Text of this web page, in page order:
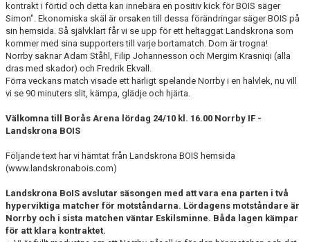
kontrakt i förtid och detta kan innebära en positiv kick för BOIS säger
Simon". Ekonomiska skäl är orsaken till dessa förändringar säger BOIS på
sin hemsida. Så självklart får vi se upp för ett heltaggat Landskrona som
kommer med sina supporters till varje bortamatch. Dom är trogna!
Norrby saknar Adam Ståhl, Filip Johannesson och Mergim Krasniqi (alla
dras med skador) och Fredrik Ekvall.
Förra veckans match visade ett härligt spelande Norrby i en halvlek, nu vill
vi se 90 minuters slit, kämpa, glädje och hjärta.
Välkomna till Borås Arena lördag 24/10 kl. 16.00 Norrby IF -
Landskrona BOIS
Följande text har vi hämtat från Landskrona BOIS hemsida
(www.landskronabois.com)
Landskrona BoIS avslutar säsongen med att vara ena parten i två
hyperviktiga matcher för motståndarna. Lördagens motståndare är
Norrby och i sista matchen väntar Eskilsminne. Båda lagen kämpar
för att klara kontraktet.